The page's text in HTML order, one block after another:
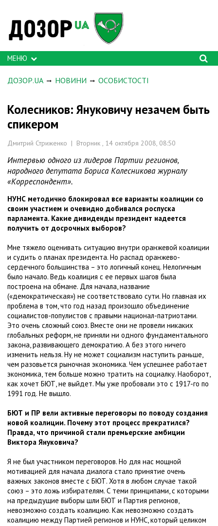
МЕНЮ
ДОЗОР.UA НОВИНИ ОСОБИСТОСТІ
Колесников: Януковичу незачем быть
спикером
Дмитрий Стриженко | Вторник , 14 октября 2008, 08:50
Интервью одного из лидеров Партии регионов,
народного депутата Бориса Колесникова журналу
«Корреспондент».
НУНС методично блокировал все варианты коалиции со
своим участием и очевидно добивался роспуска
парламента. Какие дивиденды президент надеется
получить от досрочных выборов?
Мне тяжело оценивать ситуацию внутри оранжевой коалиции
и судить о планах президента. Но распад оранжево-
сердечного большинства – это логичный конец. Нелогичным
было начало. Ведь коалиция с ее первых шагов была
построена на обмане. Для начала, название
(«демократическая») не соответствовало сути. Но главная их
проблема в том, что год назад произошло объединение
социалистов-популистов с правыми национал-патриотами.
Это очень сложный союз. Вместе они не провели никаких
глобальных реформ, не приняли ни одного фундаментального
закона, развивающего демократию. А без этого ничего
изменить нельзя. Ну не может социализм наступить раньше,
чем разовьется рыночная экономика. Чем успешнее работает
экономика, тем больше можно тратить на социалку. Наоборот,
как хочет БЮТ, не выйдет. Мы уже пробовали это с 1917-го по
1991 год. Не вышло.
БЮТ и ПР вели активные переговоры по поводу создания
новой коалиции. Почему этот процесс прекратился?
Правда, что причиной стали премьерские амбиции
Виктора Януковича?
Я не был участником переговоров. Но для нас мощной
мотивацией для начала диалога стало принятие очень
важных законов вместе с БЮТ. Хотя в любом случае такой
союз – это ложь избирателям. С теми принципами, с которыми
на предыдущие выборы шли БЮТ и Партия регионов,
невозможно создать коалицию. Как невозможно создать
коалицию между Партией регионов и НУНС, который целиком